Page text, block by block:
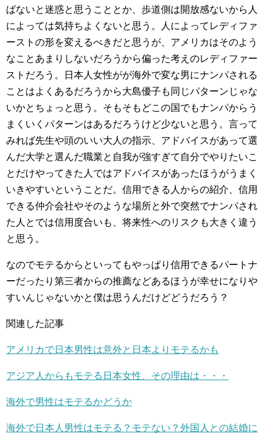
ばないと迷惑と思うこととか、歩道側は開放感ないから人
によっては気持ちよくないと思う。人によってレディファ
ーストの形を変えるべきだと思うが、アメリカはそのよう
なことあまりしないだろうから偏った考えのレディファー
ストだろう。日本人女性がが海外で変な男にナンパされる
ことはよくあるだろうから大島優子も同じパターンじゃな
いかとちょっと思う。そもそもどこの国でもナンパからう
まくいくパターンはあるだろうけど少ないと思う。言って
みれば先生や頭のいい大人の指示、アドバイスがあって選
んだ大学と選んだ職業と自我が強すぎて自分でやりたいこ
とだけやってきた人ではアドバイスがあったほうがうまく
いきやすいということだ。信用できる人からの紹介、信用
できる仲介会社やそのような場所と外で突然でナンパされ
た人とでは信用度合いも、将来性へのリスクも大きく違う
と思う。
なのでモテるからといってもやっぱり信用できるパートナ
ーだったり第三者からの推薦などあるほうが幸せになりや
すいんじゃないかと僕は思うんだけどどうだろう？
関連した記事
アメリカで日本男性は意外と日本よりモテるかも
アジア人からもモテる日本女性、その理由は・・・
海外で男性はモテるかどうか
海外で日本人男性はモテる？モテない？外国人との結婚に